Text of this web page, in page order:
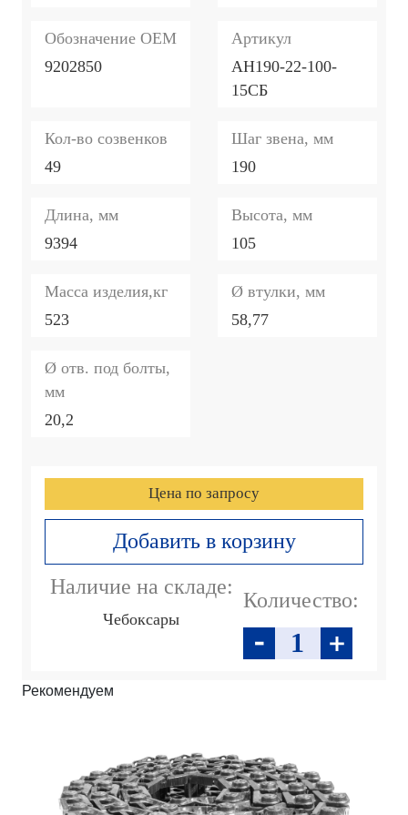
Обозначение ОЕМ
9202850
Артикул
АН190-22-100-
15СБ
Кол-во созвенков
49
Шаг звена, мм
190
Длина, мм
9394
Высота, мм
105
Масса изделия,кг
523
Ø втулки, мм
58,77
Ø отв. под болты,
мм
20,2
Цена по запросу
Добавить в корзину
Наличие на складе:
Чебоксары
Количество:
Рекомендуем